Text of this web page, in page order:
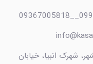
شهرک انبیا، خیابان